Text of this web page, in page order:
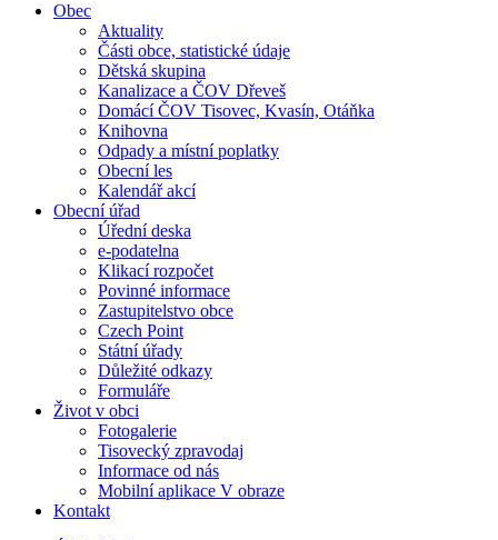
Obec
Aktuality
Části obce, statistické údaje
Dětská skupina
Kanalizace a ČOV Dřeveš
Domácí ČOV Tisovec, Kvasín, Otáňka
Knihovna
Odpady a místní poplatky
Obecní les
Kalendář akcí
Obecní úřad
Úřední deska
e-podatelna
Klikací rozpočet
Povinné informace
Zastupitelstvo obce
Czech Point
Státní úřady
Důležité odkazy
Formuláře
Život v obci
Fotogalerie
Tisovecký zpravodaj
Informace od nás
Mobilní aplikace V obraze
Kontakt